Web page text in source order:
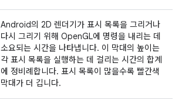
Android의 2D 렌더기가 표시 목록을 그리거나
다시 그리기 위해 OpenGL에 명령을 내리는 데
소요되는 시간을 나타냅니다. 이 막대의 높이는
각 표시 목록을 실행하는 데 걸리는 시간의 합계
에 정비례합니다. 표시 목록이 많을수록 빨간색
막대가 더 깁니다.